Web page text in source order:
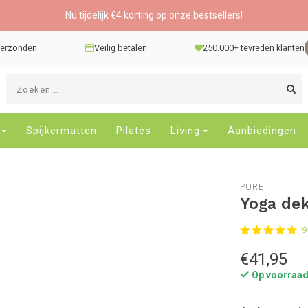
Nu tijdelijk €4 korting op onze bestsellers!
Veilig betalen 250.000+ tevreden klanten
Spijkermatten Pilates Living Aanbiedingen
PURE
Yoga
€41,95
Op voorraad